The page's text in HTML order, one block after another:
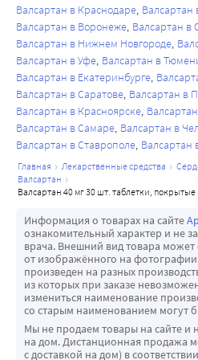
запрещено.
Беременность
В случае наступления
препарат следует отменить.
Двойная блокада РААС
При лечении препаратами,
особенно при их комбинации, у
пациентов сообщалось о
обмороке, инсульте,
функции почек (включая
при комбинации АРА II, включая
препаратами, блокирующими
ингибиторы АПФ или
Одновременное применение
ангиотензина II с
противопоказано у пациентов
или с умеренной или тяжелой
Нечасто - астения, повышенная
Также в ходе клинических
после перенесенного острого
ХСН наблюдались следующие
причинно-следственная связь
валсартана не установлена:
боль в спине, астения,
нейтропения, периферические
синусит, инфекции верхних
вирусные инфекции
40 % и внутренним
2,9 см/м¬¬¬¬¬¬¬2, получающих
включая ингибиторы АПФ (93
дигоксин (67 %) и бета-
отмечается достоверное
госпитализации по поводу
У пациентов, не получавших
отмечается значительное
смертности (на 33 %),
заболеваемости, связанной с
оцениваются по следующим
внезапная смерть с
госпитализация по поводу
внутривенное введение
сосудорасширяющих
часов без госпитализации (на
получающих ингибиторы АПФ
Валсартан в Краснодаре Валсартан
Валсартан в Воронеже Валсартан в
Валсартан в Нижнем Новгороде
Валсартан в Уфе Валсартан в
Валсартан в Екатеринбурге
Валсартан в Саратове Валсартан в
Валсартан в Красноярске
Валсартан в Самаре Валсартан в
Валсартан в Ставрополе Валсартан
главная лекарственные средства
валсартан
валсартан 40 мг 30 шт. таблетки,
Информация о товарах на сайте
ознакомительный характер и не
врача. Внешний вид товара может
от изображённого на
произведен на разных
из которых при заказе
измениться наименование
со старым наименованием могут
Мы не продаем товары на сайте и
на дом. Дистанционная продажа
с доставкой на дом) в